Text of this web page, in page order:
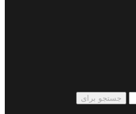
جستجو برای